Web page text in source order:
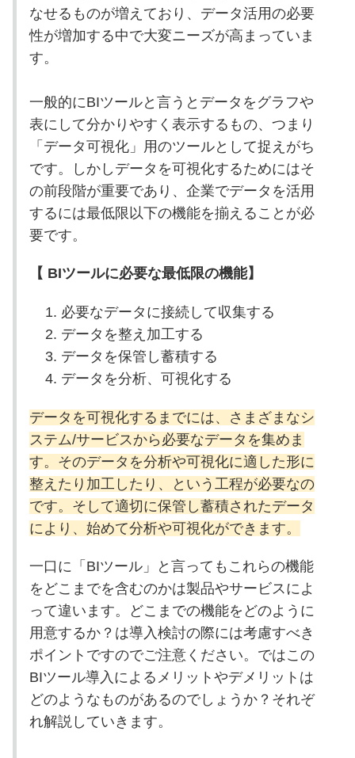
なせるものが増えており、データ活用の必要
性が増加する中で大変ニーズが高まっていま
す。
一般的にBIツールと言うとデータをグラフや
表にして分かりやすく表示するもの、つまり
「データ可視化」用のツールとして捉えがち
です。しかしデータを可視化するためにはそ
の前段階が重要であり、企業でデータを活用
するには最低限以下の機能を揃えることが必
要です。
【 BIツールに必要な最低限の機能】
必要なデータに接続して収集する
データを整え加工する
データを保管し蓄積する
データを分析、可視化する
データを可視化するまでには、さまざまなシ
ステム/サービスから必要なデータを集めま
す。そのデータを分析や可視化に適した形に
整えたり加工したり、という工程が必要なの
です。そして適切に保管し蓄積されたデータ
により、始めて分析や可視化ができます。
一口に「BIツール」と言ってもこれらの機能
をどこまでを含むのかは製品やサービスによ
って違います。どこまでの機能をどのように
用意するか？は導入検討の際には考慮すべき
ポイントですのでご注意ください。ではこの
BIツール導入によるメリットやデメリットは
どのようなものがあるのでしょうか？それぞ
れ解説していきます。